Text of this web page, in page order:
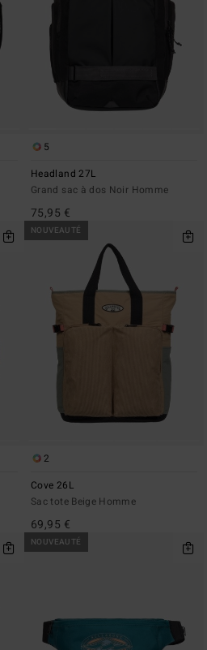
5
Headland 27L
Grand sac à dos Noir Homme
75,95 €
NOUVEAUTÉ
2
Cove 26L
Sac tote Beige Homme
69,95 €
NOUVEAUTÉ